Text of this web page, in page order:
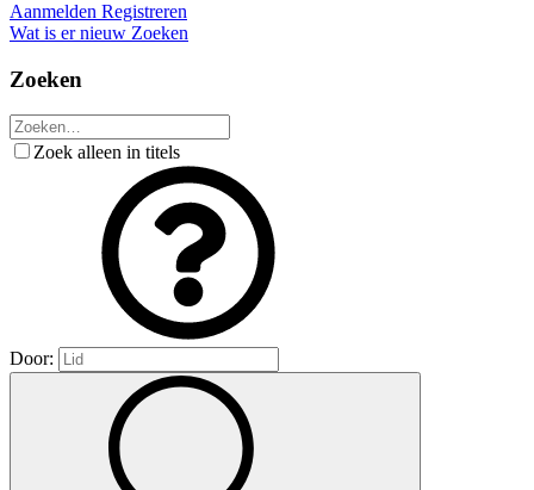
Aanmelden Registreren
Wat is er nieuw Zoeken
Zoeken
Zoek alleen in titels
Door: